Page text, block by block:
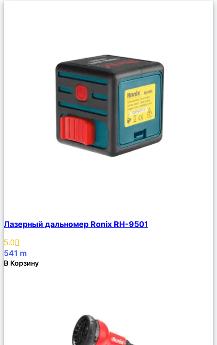
Описание
Избранное
Лазерный дальномер Ronix RH-9501
5.0
541 m
В Корзину